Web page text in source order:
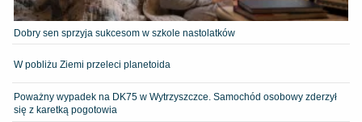
Dobry sen sprzyja sukcesom w szkole nastolatków
W pobliżu Ziemi przeleci planetoida
Poważny wypadek na DK75 w Wytrzyszczce. Samochód osobowy zderzył
się z karetką pogotowia